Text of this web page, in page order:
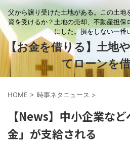
父から譲り受けた土地がある。この土地
資を受けるか？土地の売却、不動産担保
にした。損をしない一番
【お金を借りる】土地
てローンを
HOME > 時事ネタニュース >
【News】中小企業な
金」が支給される